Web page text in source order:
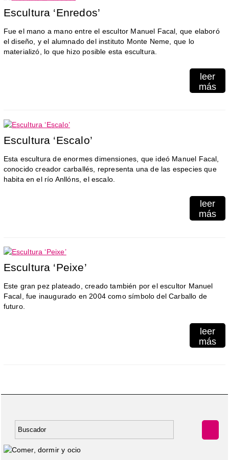
Escultura ‘Enredos’
Fue el mano a mano entre el escultor Manuel Facal, que elaboró
el diseño, y el alumnado del instituto Monte Neme, que lo
materializó, lo que hizo posible esta escultura.
leer
más
Escultura ‘Escalo’
Esta escultura de enormes dimensiones, que ideó Manuel Facal,
conocido creador carballés, representa una de las especies que
habita en el río Anllóns, el escalo.
leer
más
Escultura ‘Peixe’
Este gran pez plateado, creado también por el escultor Manuel
Facal, fue inaugurado en 2004 como símbolo del Carballo de
futuro.
leer
más